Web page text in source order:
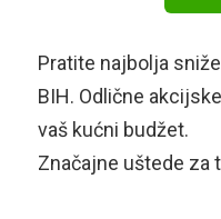
Pratite najbolja
BIH. Odlične
vaš kućni budžet.
Značajne uštede za